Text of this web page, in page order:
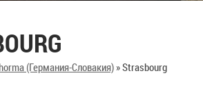
(Германия-Словакия)»Strasbourg